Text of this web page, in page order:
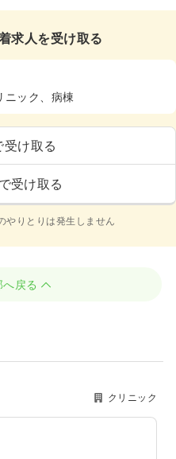
求人を受け取る
ニック、病棟
受け取る
受け取る
やりとりは発生しません
戻る
クリニック